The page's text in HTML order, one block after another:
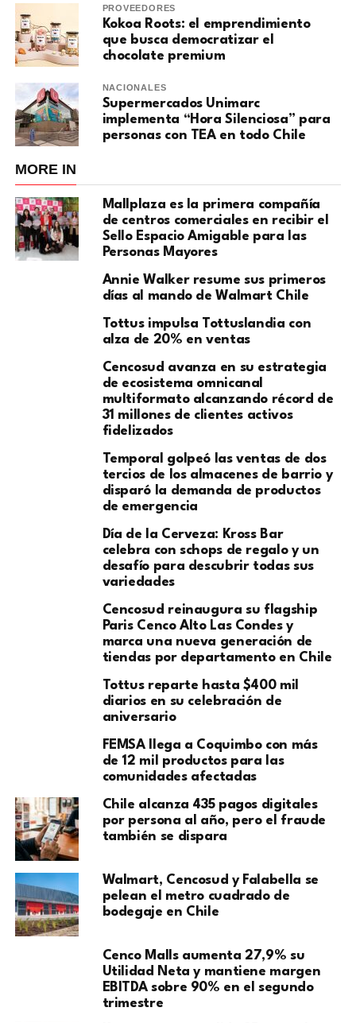
PROVEEDORES
Kokoa Roots: el emprendimiento
que busca democratizar el
chocolate premium
NACIONALES
Supermercados Unimarc
implementa “Hora Silenciosa” para
personas con TEA en todo Chile
MORE IN
Mallplaza es la primera compañía
de centros comerciales en recibir el
Sello Espacio Amigable para las
Personas Mayores
Annie Walker resume sus primeros
días al mando de Walmart Chile
Tottus impulsa Tottuslandia con
alza de 20% en ventas
Cencosud avanza en su estrategia
de ecosistema omnicanal
multiformato alcanzando récord de
31 millones de clientes activos
fidelizados
Temporal golpeó las ventas de dos
tercios de los almacenes de barrio y
disparó la demanda de productos
de emergencia
Día de la Cerveza: Kross Bar
celebra con schops de regalo y un
desafío para descubrir todas sus
variedades
Cencosud reinaugura su flagship
Paris Cenco Alto Las Condes y
marca una nueva generación de
tiendas por departamento en Chile
Tottus reparte hasta $400 mil
diarios en su celebración de
aniversario
FEMSA llega a Coquimbo con más
de 12 mil productos para las
comunidades afectadas
Chile alcanza 435 pagos digitales
por persona al año, pero el fraude
también se dispara
Walmart, Cencosud y Falabella se
pelean el metro cuadrado de
bodegaje en Chile
Cenco Malls aumenta 27,9% su
Utilidad Neta y mantiene margen
EBITDA sobre 90% en el segundo
trimestre